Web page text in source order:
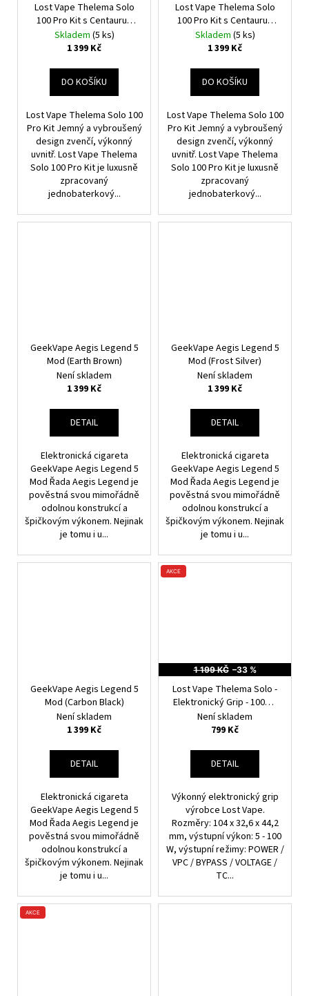
Lost Vape Thelema Solo
100 Pro Kit s Centaurus
Sub Ohm Tank V2 (Lotus
Lilac)
Skladem (5 ks)
1 399 Kč
DO KOŠÍKU
Lost Vape Thelema Solo 100
Pro Kit Jemný a vybroušený
design zvenčí, výkonný
uvnitř. Lost Vape Thelema
Solo 100 Pro Kit je luxusně
zpracovaný
jednobaterkový...
Lost Vape Thelema Solo
100 Pro Kit s Centaurus
Sub Ohm Tank V2 (Carbon
Black)
Skladem (5 ks)
1 399 Kč
DO KOŠÍKU
Lost Vape Thelema Solo 100
Pro Kit Jemný a vybroušený
design zvenčí, výkonný
uvnitř. Lost Vape Thelema
Solo 100 Pro Kit je luxusně
zpracovaný
jednobaterkový...
GeekVape Aegis Legend 5
Mod (Earth Brown)
Není skladem
1 399 Kč
DETAIL
Elektronická cigareta
GeekVape Aegis Legend 5
Mod Řada Aegis Legend je
pověstná svou mimořádně
odolnou konstrukcí a
špičkovým výkonem. Nejinak
je tomu i u...
GeekVape Aegis Legend 5
Mod (Frost Silver)
Není skladem
1 399 Kč
DETAIL
Elektronická cigareta
GeekVape Aegis Legend 5
Mod Řada Aegis Legend je
pověstná svou mimořádně
odolnou konstrukcí a
špičkovým výkonem. Nejinak
je tomu i u...
GeekVape Aegis Legend 5
Mod (Carbon Black)
Není skladem
1 399 Kč
DETAIL
Elektronická cigareta
GeekVape Aegis Legend 5
Mod Řada Aegis Legend je
pověstná svou mimořádně
odolnou konstrukcí a
špičkovým výkonem. Nejinak
je tomu i u...
AKCE
1 199 KČ –33 %
Lost Vape Thelema Solo -
Elektronický Grip - 100W -
Black Classic Black
Není skladem
799 Kč
DETAIL
Výkonný elektronický grip
výrobce Lost Vape.
Rozměry: 104 x 32,6 x 44,2
mm, výstupní výkon: 5 - 100
W, výstupní režimy: POWER /
VPC / BYPASS / VOLTAGE /
TC...
AKCE